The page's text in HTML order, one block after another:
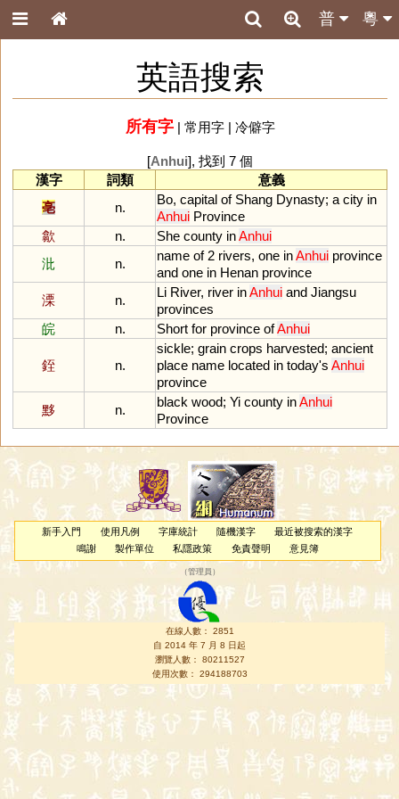
粵
普
英語搜索
所有字| 常用字| 冷僻字
[Anhui], 找到 7 個
漢字
詞類
意義
亳
n.
Bo, capital of Shang Dynasty; a city in
Anhui Province
歙
n. She county inAnhui
沘
n.
name of 2 rivers, one inAnhui province
and one in Henan province
溧
n.
Li River, river inAnhui and Jiangsu
provinces
皖
n. Short for province ofAnhui
銍 n.
sickle; grain crops harvested; ancient
place name located in today's Anhui
province
黟
n.
black wood; Yi county inAnhui
Province
新手入門 使用凡例 字庫統計 隨機漢字
最近被搜索的漢字
鳴謝
製作單位 私隱政策 免責聲明 意見簿
（管理員 ）
在線人數： 2851
自 2014 年 7 月 8 日起
瀏覽人數： 80211527
使用次數： 294188703